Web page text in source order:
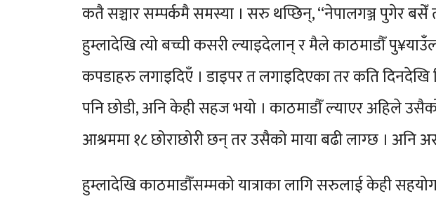
कतै सञ्चार सम्पर्कमै समस्या । सरु थप्छिन्, “नेपालगञ्ज पुगेर बसेँ
हुम्लादेखि त्यो बच्ची कसरी ल्याइदेलान् र मैले काठमाडौँ
कपडाहरु लगाइदिएँ । डाइपर त लगाइदिएका तर कति
पनि छोडी, अनि केही सहज भयो । काठमाडौँ ल्याएर अहिले
आश्रममा १८ छोराछोरी छन् तर उसैको माया बढी लाग्छ । अनि
हुम्लादेखि काठमाडौँसम्मको यात्राका लागि सरुलाई केही